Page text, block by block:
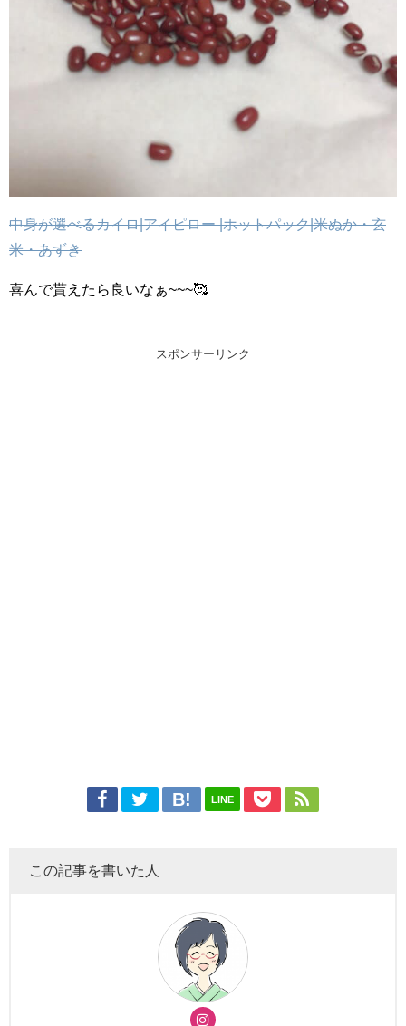
中身が選べるカイロ|アイピロー |ホットパック|米ぬか・玄
米・あずき
喜んで貰えたら良いなぁ~~~🥰
スポンサーリンク
LINE
この記事を書いた人